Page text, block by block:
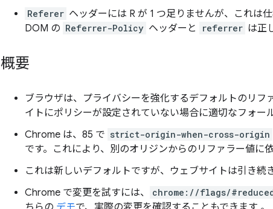
Referer ヘッダーには R が 1 つ足りませんが、これは
DOM の Referrer-Policy ヘッダーと referrer は正
概要
ブラウザは、プライバシーを強化するデフォルトのリ
イトにポリシーが設定されていない場合に適切なフォー
Chrome は、85 で strict-origin-when-cross-origin
です。これにより、別のオリジンからのリファラー値に
これは新しいデフォルトですが、ウェブサイトは引き続
Chrome で変更を試すには、
chrome://flags/